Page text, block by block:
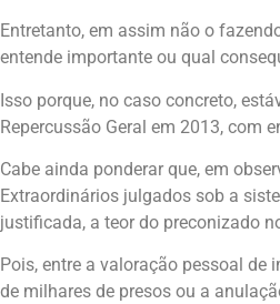
Entretanto, em assim não o
entende importante ou qual
Isso porque, no caso concreto,
Repercussão Geral em 2013, com
Cabe ainda ponderar que, em
Extraordinários julgados sob a
justificada, a teor do preconizado
Pois, entre a valoração pessoal
de milhares de presos ou a